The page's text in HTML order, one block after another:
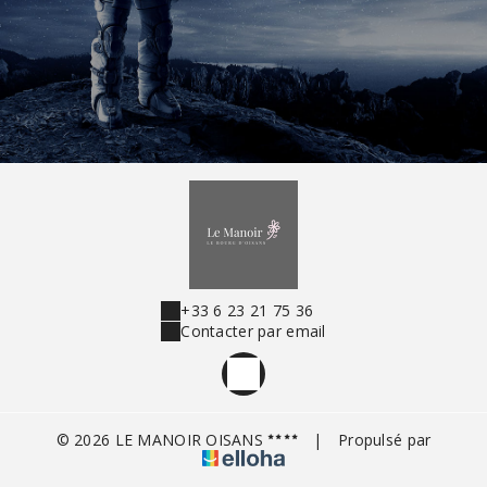
+33 6 23 21 75 36
Contacter par email
© 2026 LE MANOIR OISANS | Propulsé par